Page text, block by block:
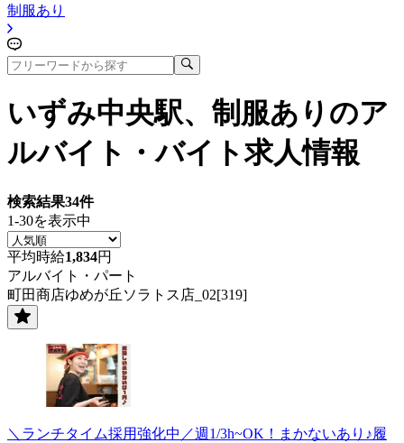
制服あり
いずみ中央駅、制服あり のア
ルバイト・バイト求人情報
検索結果34件
1-30を表示中
平均時給1,834円
アルバイト・パート
町田商店ゆめが丘ソラトス店_02[319]
＼ランチタイム採用強化中／週1/3h~OK！まかないあり♪履